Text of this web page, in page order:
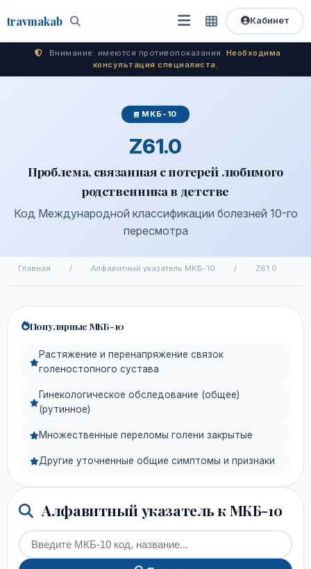
travmakab Поиск
Открыть
меню
Быстрый
доступ
Кабинет
Внимание: имеются противопоказания. Необходима
консультация специалиста.
МКБ-10
Z61.0
Проблема, связанная с потерей любимого
родственника в детстве
Код Международной классификации болезней 10-го
пересмотра
Главная / Алфавитный указатель МКБ-10 / Z61.0
Популярные МКБ-10
Растяжение и перенапряжение связок
голеностопного сустава
Гинекологическое обследование (общее)
(рутинное)
Множественные переломы голени закрытые
Другие уточненные общие симптомы и признаки
Алфавитный указатель к МКБ-10